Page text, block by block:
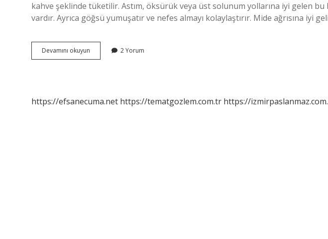
kahve şeklinde tüketilir. Astım, öksürük veya üst solunum yollarına iyi gelen
vardır. Ayrıca göğsü yumuşatır ve nefes almayı kolaylaştırır. Mide ağrısına iyi
Devamını okuyun
Neye
2 Yorum
https://efsanecuma.net https://tematgozlem.com.tr https://